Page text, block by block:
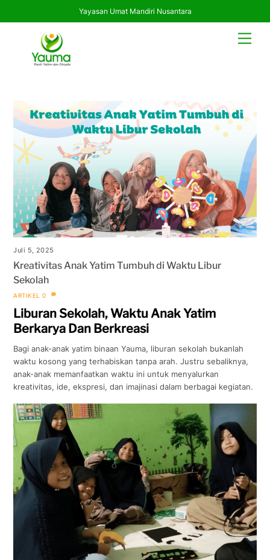
Yayasan Umat Mandiri Nusantara
Juli 5, 2025
Kreativitas Anak Yatim Tumbuh di Waktu Libur
Sekolah
ARTIKEL 0
Liburan Sekolah, Waktu Anak Yatim
Berkarya Dan Berkreasi
Bagi anak-anak yatim binaan Yauma, liburan sekolah bukanlah
waktu kosong yang terhabiskan tanpa arah. Justru sebaliknya,
anak-anak memanfaatkan waktu ini untuk menyalurkan
kreativitas, ide, ekspresi, dan imajinasi dalam berbagai kegiatan.